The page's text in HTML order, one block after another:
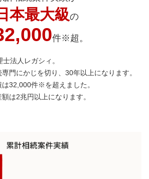
本最大級の
件※超。
法人レガシィ。
門にかじを切り、30年以上になります。
32,000件※を超えました。
は2兆円以上になります。